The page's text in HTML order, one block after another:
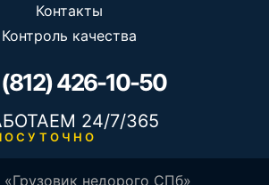
Контакты
Контроль качества
(812) 426-10-50
24/7/365
недорого СПб»